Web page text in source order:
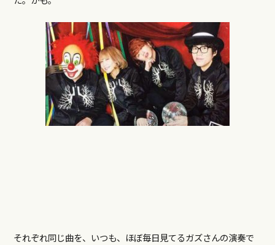
それぞれ同じ曲を、いつも、ほぼ毎日見てるガズさんの演奏で